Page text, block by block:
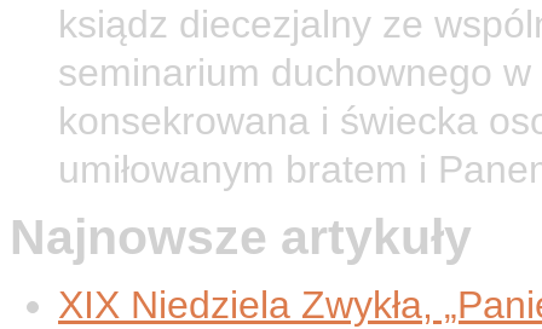
ksiądz diecezjalny ze
seminarium duchownego
konsekrowana i świecka
umiłowanym bratem i
Najnowsze artykuły
XIX Niedziela Zwykła,